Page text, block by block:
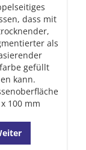
dass mit
als
gefüllt
kann.
100 mm